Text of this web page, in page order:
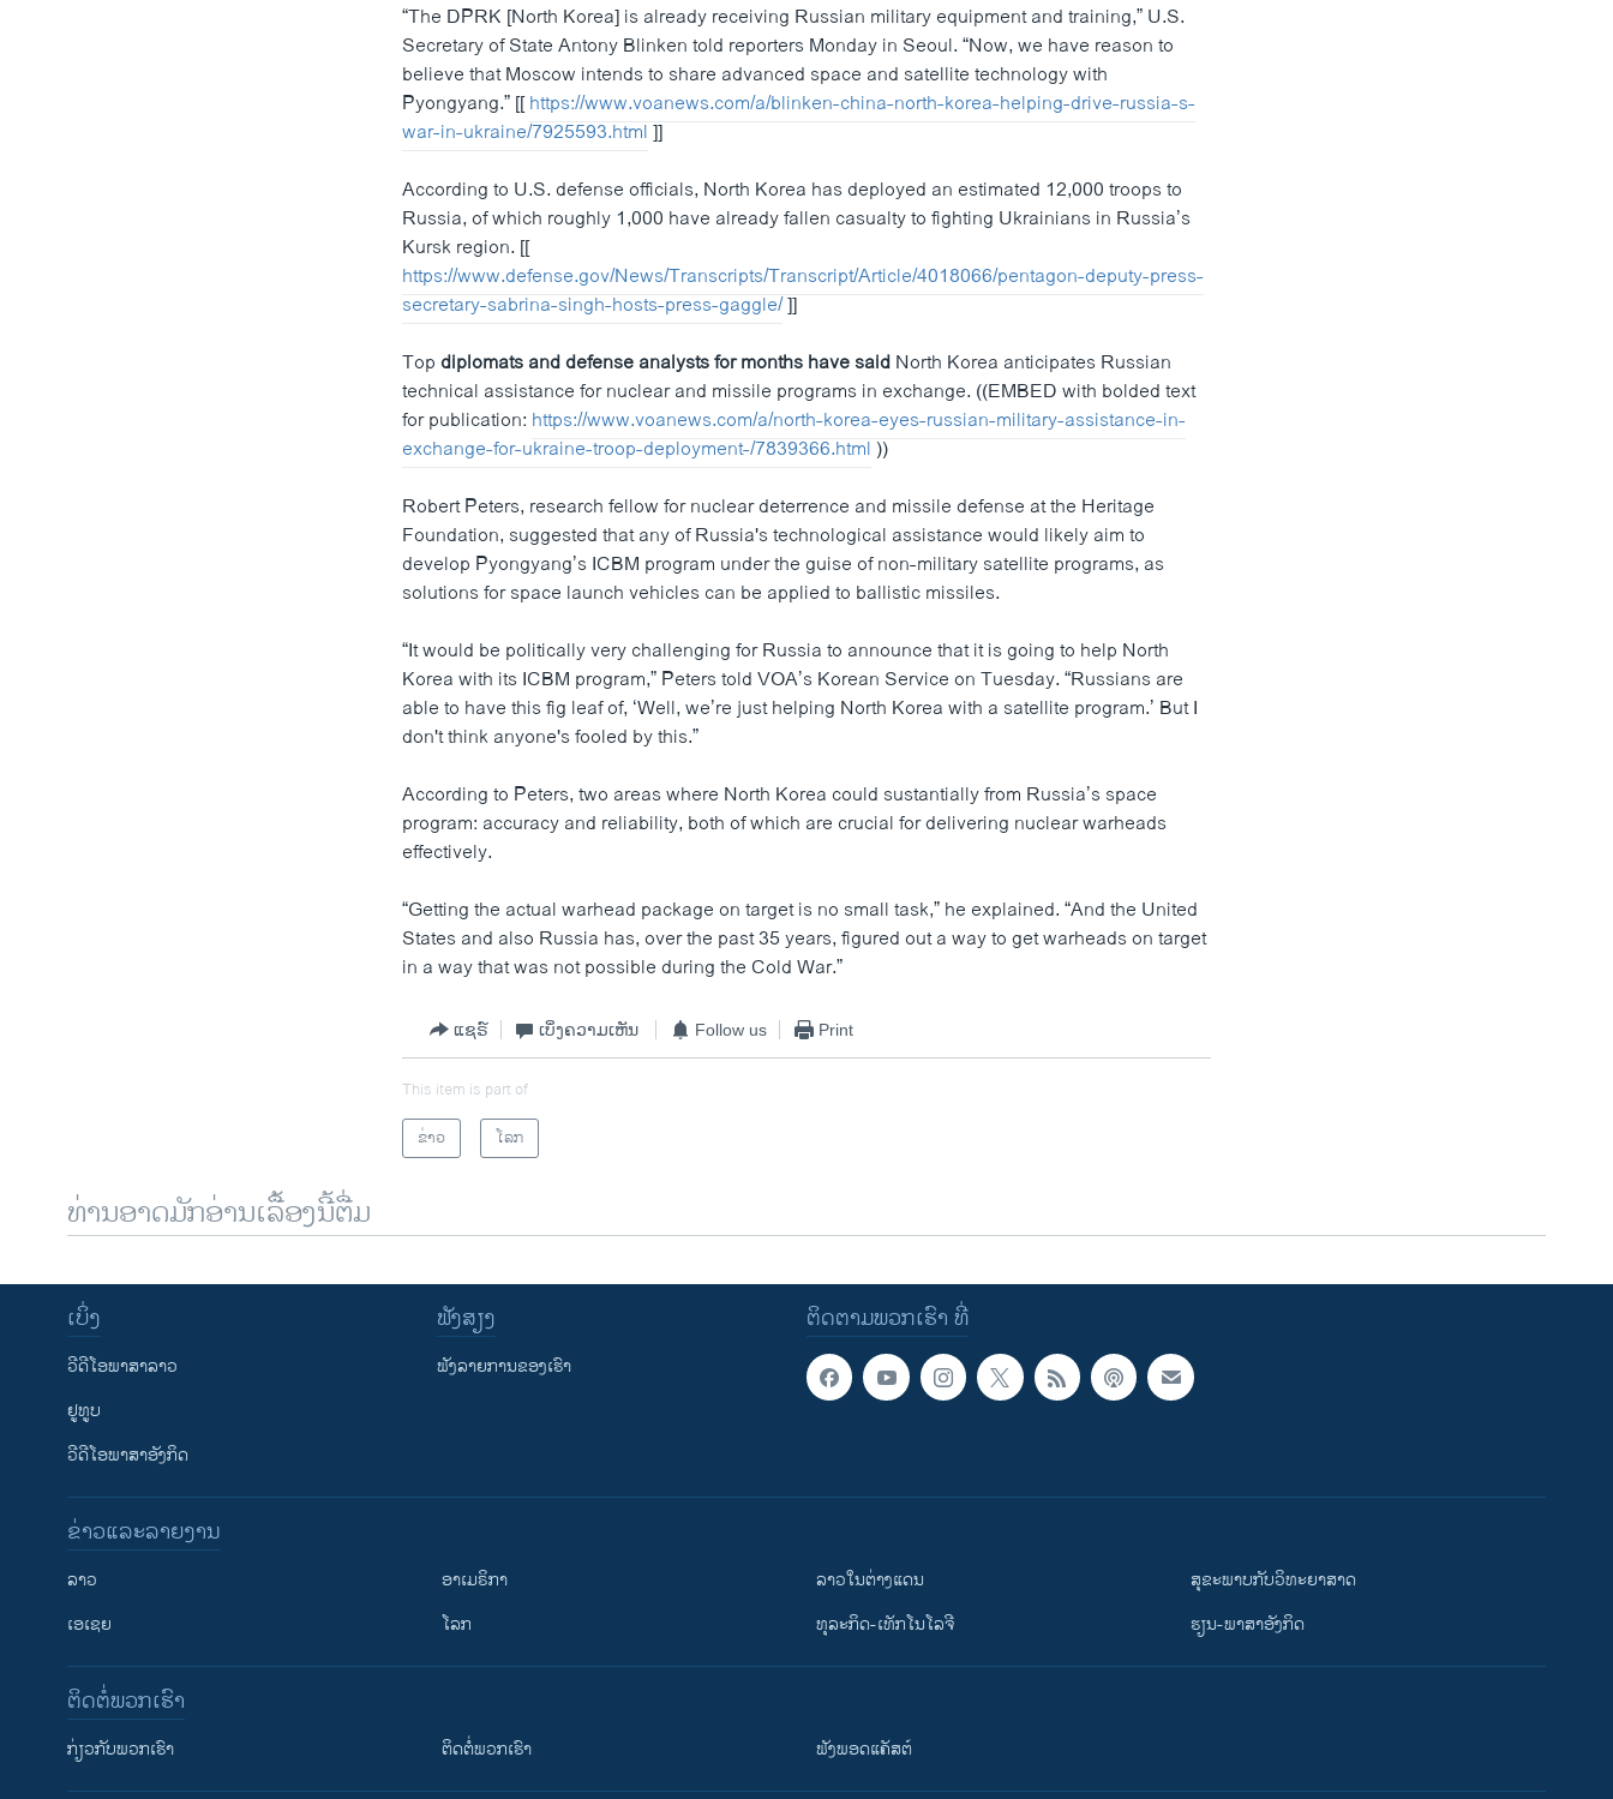
“The DPRK [North Korea] is already receiving Russian military equipment and training,” U.S.
Secretary of State Antony Blinken told reporters Monday in Seoul. “Now, we have reason to
believe that Moscow intends to share advanced space and satellite technology with
Pyongyang.” [[https://www.voanews.com/a/blinken-china-north-korea-helping-drive-russia-s-
war-in-ukraine/7925593.html]]
According to U.S. defense officials, North Korea has deployed an estimated 12,000 troops to
Russia, of which roughly 1,000 have already fallen casualty to fighting Ukrainians in Russia’s
Kursk region. [[
https://www.defense.gov/News/Transcripts/Transcript/Article/4018066/pentagon-deputy-press-
secretary-sabrina-singh-hosts-press-gaggle/]]
Topdiplomats and defense analysts for months have saidNorth Korea anticipates Russian
technical assistance for nuclear and missile programs in exchange. ((EMBED with bolded text
for publication: https://www.voanews.com/a/north-korea-eyes-russian-military-assistance-in-
exchange-for-ukraine-troop-deployment-/7839366.html ))
Robert Peters, research fellow for nuclear deterrence and missile defense at the Heritage
Foundation, suggested that any of Russia's technological assistance would likely aim to
develop Pyongyang’s ICBM program under the guise of non-military satellite programs, as
solutions for space launch vehicles can be applied to ballistic missiles.
“It would be politically very challenging for Russia to announce that it is going to help North
Korea with its ICBM program,” Peters told VOA’s Korean Service on Tuesday. “Russians are
able to have this fig leaf of, ‘Well, we’re just helping North Korea with a satellite program.’ But I
don't think anyone's fooled by this.”
According to Peters, two areas where North Korea could sustantially from Russia’s space
program: accuracy and reliability, both of which are crucial for delivering nuclear warheads
effectively.
“Getting the actual warhead package on target is no small task,” he explained. “And the United
States and also Russia has, over the past 35 years, figured out a way to get warheads on target
in a way that was not possible during the Cold War.”
ແຊຣ໌ ເບິ່ງຄວາມເຫັນ Follow us Print
This item is part of
ຂ່າວ
ໂລກ
ທ່ານອາດມັກອ່ານເລື້ອງນີ້ຕື່ມ
ຕິດຕາມພວກເຮົາ ທີ່
ເບິ່ງ
ວີດີໂອພາສາລາວ
ຢູທູບ
ວີດີໂອພາສາອັງກິດ
ຟັງສຽງ
ຟັງລາຍການຂອງເຮົາ
ຂ່າວແລະລາຍງານ
ລາວ
ເອເຊຍ
ອາເມຣິກາ
ໂລກ
ລາວໃນຕ່າງແດນ
ທຸລະກິດ-ເທັກໂນໂລຈີ
ສຸຂະພາບກັບວິທະຍາສາດ
ຮຽນ-ພາສາອັງກິດ
ຕິດຕໍ່ພວກເຮົາ
ກ່ຽວກັບພວກເຮົາ ຕິດຕໍ່ພວກເຮົາ ຟັງພອດແຄັສຕ໌